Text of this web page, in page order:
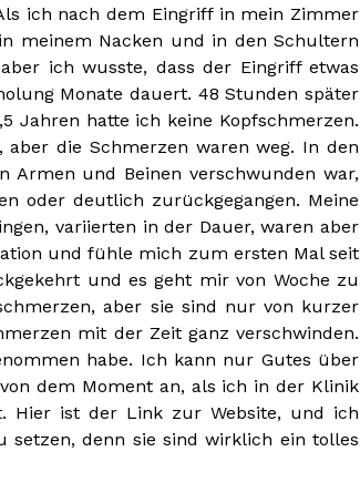
ich nach dem Eingriff in mein Zimmer
meinem Nacken und in den Schultern
ich wusste, dass der Eingriff etwas
Monate dauert. 48 Stunden später
Jahren hatte ich keine Kopfschmerzen.
die Schmerzen waren weg. In den
Armen und Beinen verschwunden war,
oder deutlich zurückgegangen. Meine
variierten in der Dauer, waren aber
und fühle mich zum ersten Mal seit
und es geht mir von Woche zu
aber sie sind nur von kurzer
mit der Zeit ganz verschwinden.
habe. Ich kann nur Gutes über
dem Moment an, als ich in der Klinik
Hier ist der Link zur Website, und ich
setzen, denn sie sind wirklich ein tolles